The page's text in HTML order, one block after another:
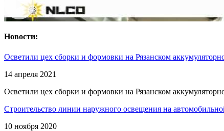
Новости:
Осветили цех сборки и формовки на Рязанском
14 апреля 2021
Осветили цех сборки и формовки на Рязанском
Строительство линии наружного освещения на
10 ноября 2020